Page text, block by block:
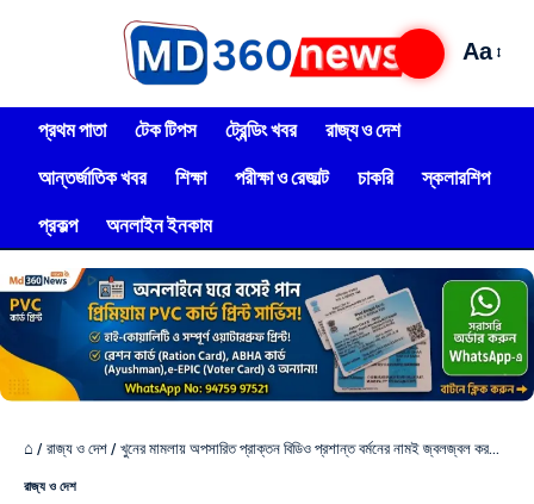
Aa
প্রথম পাতা টেক টিপস ট্রেন্ডিং খবর
রাজ্য ও দেশ
আন্তর্জাতিক খবর
শিক্ষা পরীক্ষা ও রেজাল্ট চাকরি
স্কলারশিপ
প্রকল্প
অনলাইন ইনকাম
⌂ / রাজ্য ও দেশ / খুনের মামলায় অপসারিত প্রাক্তন বিডিও প্রশান্ত বর্মনের নামই জ্বলজ্বল করছে জলপাইগুড়ি জেলা শাসকের পোর্টালে
রাজ্য ও দেশ